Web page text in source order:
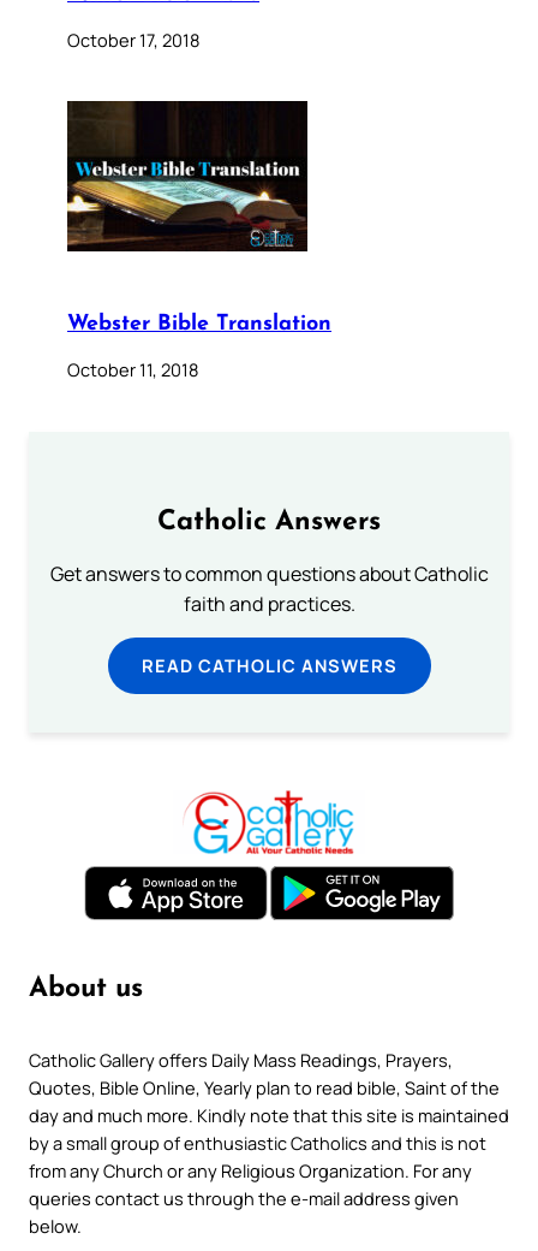
October 17, 2018
Webster Bible Translation
October 11, 2018
Catholic Answers
Get answers to common questions about Catholic
faith and practices.
READ CATHOLIC ANSWERS
About us
Catholic Gallery offers Daily Mass Readings, Prayers,
Quotes, Bible Online, Yearly plan to read bible, Saint of the
day and much more. Kindly note that this site is maintained
by a small group of enthusiastic Catholics and this is not
from any Church or any Religious Organization. For any
queries contact us through the e-mail address given
below.